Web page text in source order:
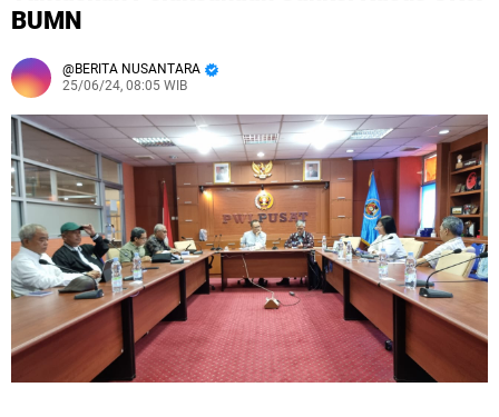
BUMN
BERITA NUSANTARA
25/06/24, 08:05 WIB